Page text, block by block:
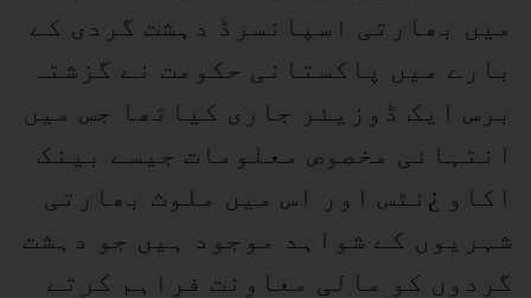
میں بھارتی اسپانسرڈ دہشت گردی کے
بارے میں پاکستانی حکومت نے گزشتہ
برس ایک ڈوزیئر جاری کیاتھا جس میں
انتہائی مخصوص معلومات جیسے بینک
اکاو ¿نٹس اور اس میں ملوث بھارتی
شہریوں کے شواہد موجود ہیں جو دہشت
گردوں کو مالی معاونت فراہم کرتے